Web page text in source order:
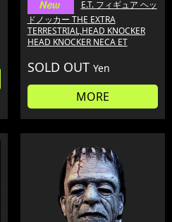
E.T. フィギュア ヘッ
ドノッカー THE EXTRA
TERRESTRIAL,HEAD KNOCKER
HEAD KNOCKER NECA ET
SOLD OUT Yen
MORE